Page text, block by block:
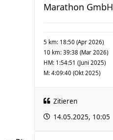
Marathon
5 km: 18:50 (Apr 2026)
10 km: 39:38 (Mar 2026)
HM: 1:54:51 (Juni 2025)
M: 4:09:40 (Okt 2025)
Zitieren
14.05.2025, 10:05